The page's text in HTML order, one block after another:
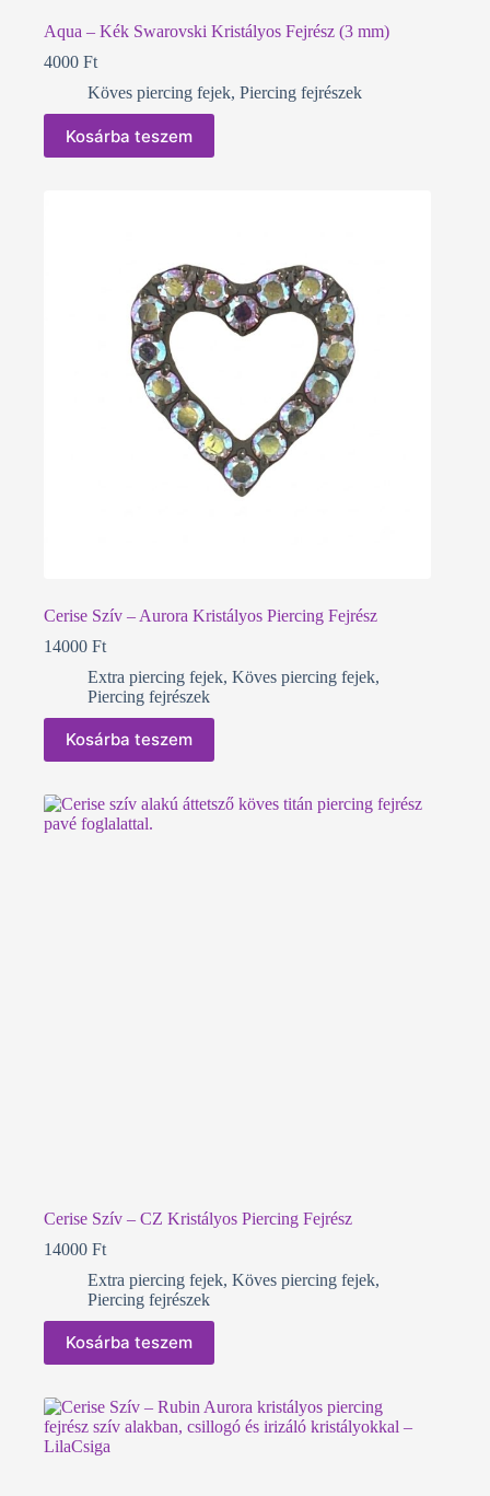
Aqua – Kék Swarovski Kristályos Fejrész (3 mm)
4000 Ft
Köves piercing fejek, Piercing fejrészek
Kosárba teszem
Cerise Szív – Aurora Kristályos Piercing Fejrész
14000 Ft
Extra piercing fejek, Köves piercing fejek,
Piercing fejrészek
Kosárba teszem
Cerise Szív – CZ Kristályos Piercing Fejrész
14000 Ft
Extra piercing fejek, Köves piercing fejek,
Piercing fejrészek
Kosárba teszem